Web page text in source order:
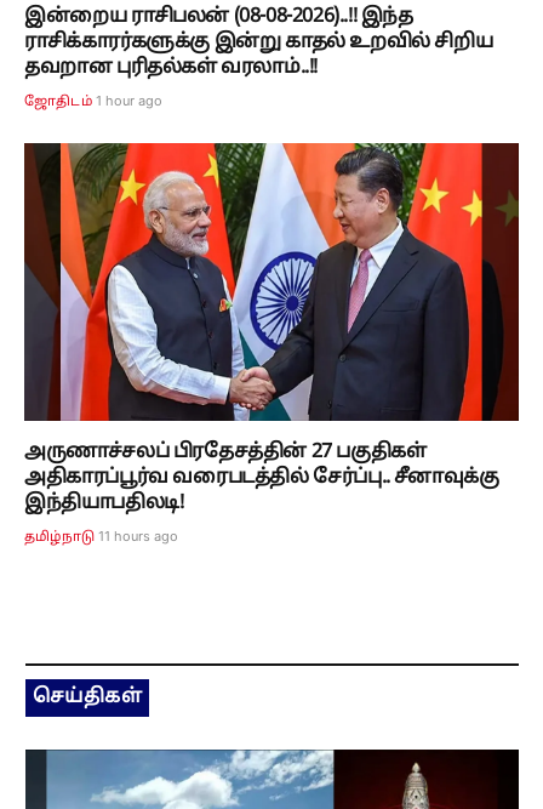
இன்றைய ராசிபலன் (08-08-2026)..!! இந்த
ராசிக்காரர்களுக்கு இன்று காதல் உறவில் சிறிய
தவறான புரிதல்கள் வரலாம்..!!
ஜோதிடம் 1 hour ago
அருணாச்சலப் பிரதேசத்தின் 27 பகுதிகள்
அதிகாரப்பூர்வ வரைபடத்தில் சேர்ப்பு.. சீனாவுக்கு
இந்தியாபதிலடி!
தமிழ்நாடு 11 hours ago
செய்திகள்